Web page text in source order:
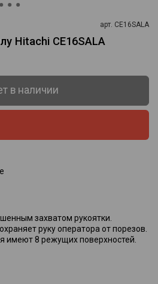
арт. CE16SALA
Hitachi CE16SALA
в наличии
захватом рукоятки.
руку оператора от порезов.
имеют 8 режущих поверхностей.
по листовому металлу HITACHI
толщины разреза,